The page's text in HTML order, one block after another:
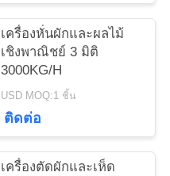
เครื่องหั่นผักและผลไม้
เชิงพาณิชย์ 3 มิติ
3000KG/H
USD MOQ:1 ชิ้น
ติดต่อ
เครื่องตัดผักและเห็ด